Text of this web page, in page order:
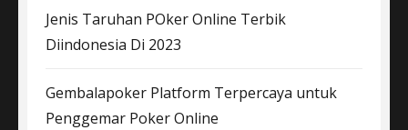
Jenis Taruhan POker Online Terbik
Diindonesia Di 2023
Gembalapoker Platform Terpercaya untuk
Penggemar Poker Online